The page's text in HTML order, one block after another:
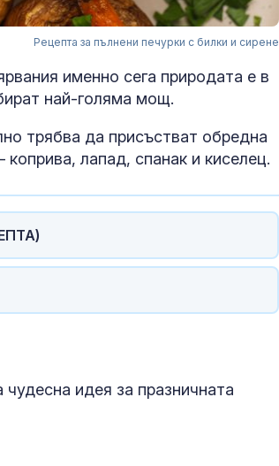
Рецепта за пълнени печурки с билки и сирене
именно сега природата е в
най-голяма мощ.
трябва да присъстват обредна
лапад, спанак и киселец.
идея за празничната
Рекорд на остров